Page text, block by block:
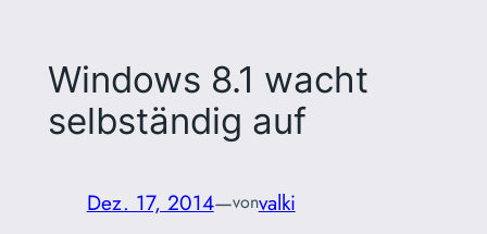
Windows 8.1 wacht
selbständig auf
Dez. 17, 2014—vonvalki